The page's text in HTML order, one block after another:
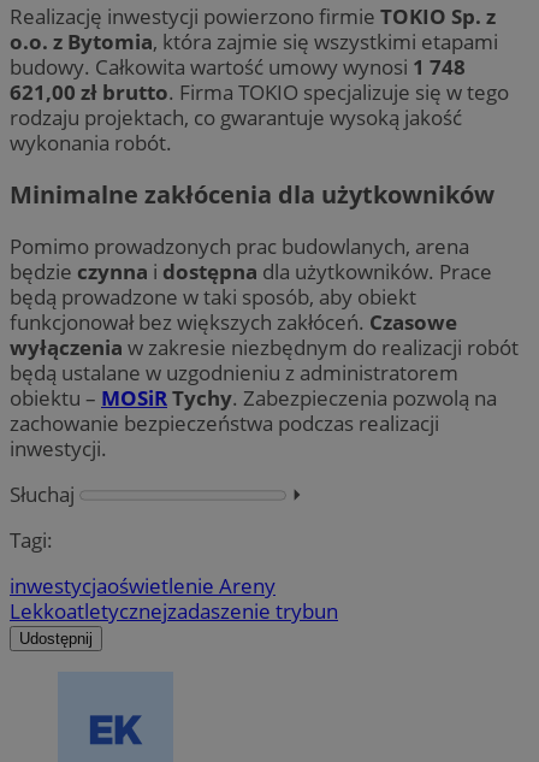
Realizację inwestycji powierzono firmie TOKIO Sp. z
o.o. z Bytomia, która zajmie się wszystkimi etapami
budowy. Całkowita wartość umowy wynosi 1 748
621,00 zł brutto. Firma TOKIO specjalizuje się w tego
rodzaju projektach, co gwarantuje wysoką jakość
wykonania robót.
Minimalne zakłócenia dla użytkowników
Pomimo prowadzonych prac budowlanych, arena
będzie czynna i dostępna dla użytkowników. Prace
będą prowadzone w taki sposób, aby obiekt
funkcjonował bez większych zakłóceń. Czasowe
wyłączenia w zakresie niezbędnym do realizacji robót
będą ustalane w uzgodnieniu z administratorem
obiektu – MOSiRTychy. Zabezpieczenia pozwolą na
zachowanie bezpieczeństwa podczas realizacji
inwestycji.
Słuchaj
⏵︎
Tagi:
inwestycjaoświetlenie Areny
Lekkoatletycznejzadaszenie trybun
Udostępnij